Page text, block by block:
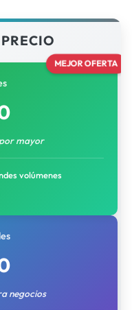
MEJOR OFERTA
mayor
volúmenes
negocios